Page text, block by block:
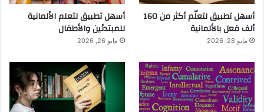
أسهل تطبيق لتعلّم أكثر من 160
ألف فعل بالألمانية
مايو 28, 2026
أسهل تطبيق لتعلم الألمانية
للمبتدئين والأطفال
مايو 26, 2026